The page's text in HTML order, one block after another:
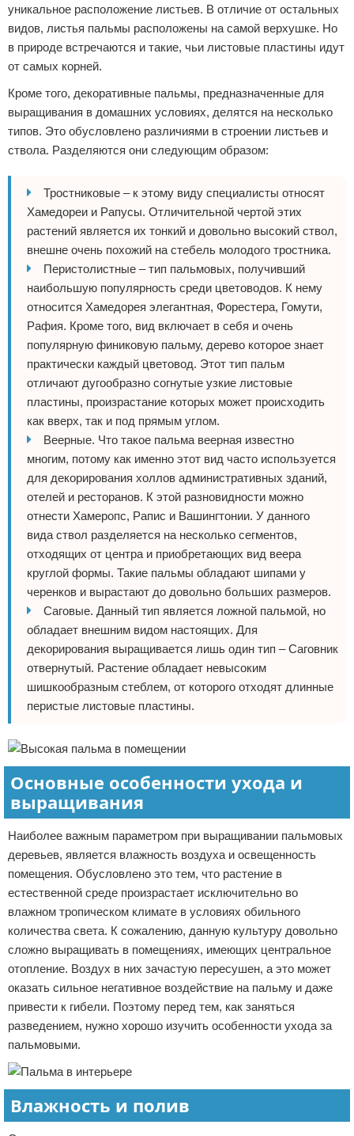
уникальное расположение листьев. В отличие от остальных
видов, листья пальмы расположены на самой верхушке. Но
в природе встречаются и такие, чьи листовые пластины идут
от самых корней.
Кроме того, декоративные пальмы, предназначенные для
выращивания в домашних условиях, делятся на несколько
типов. Это обусловлено различиями в строении листьев и
ствола. Разделяются они следующим образом:
Тростниковые – к этому виду специалисты относят
Хамедореи и Рапусы. Отличительной чертой этих
растений является их тонкий и довольно высокий ствол,
внешне очень похожий на стебель молодого тростника.
Перистолистные – тип пальмовых, получивший
наибольшую популярность среди цветоводов. К нему
относится Хамедорея элегантная, Форестера, Гомути,
Рафия. Кроме того, вид включает в себя и очень
популярную финиковую пальму, дерево которое знает
практически каждый цветовод. Этот тип пальм
отличают дугообразно согнутые узкие листовые
пластины, произрастание которых может происходить
как вверх, так и под прямым углом.
Веерные. Что такое пальма веерная известно
многим, потому как именно этот вид часто используется
для декорирования холлов административных зданий,
отелей и ресторанов. К этой разновидности можно
отнести Хамеропс, Рапис и Вашингтонии. У данного
вида ствол разделяется на несколько сегментов,
отходящих от центра и приобретающих вид веера
круглой формы. Такие пальмы обладают шипами у
черенков и вырастают до довольно больших размеров.
Саговые. Данный тип является ложной пальмой, но
обладает внешним видом настоящих. Для
декорирования выращивается лишь один тип – Саговник
отвернутый. Растение обладает невысоким
шишкообразным стеблем, от которого отходят длинные
перистые листовые пластины.
Основные особенности ухода и
выращивания
Наиболее важным параметром при выращивании пальмовых
деревьев, является влажность воздуха и освещенность
помещения. Обусловлено это тем, что растение в
естественной среде произрастает исключительно во
влажном тропическом климате в условиях обильного
количества света. К сожалению, данную культуру довольно
сложно выращивать в помещениях, имеющих центральное
отопление. Воздух в них зачастую пересушен, а это может
оказать сильное негативное воздействие на пальму и даже
привести к гибели. Поэтому перед тем, как заняться
разведением, нужно хорошо изучить особенности ухода за
пальмовыми.
Влажность и полив